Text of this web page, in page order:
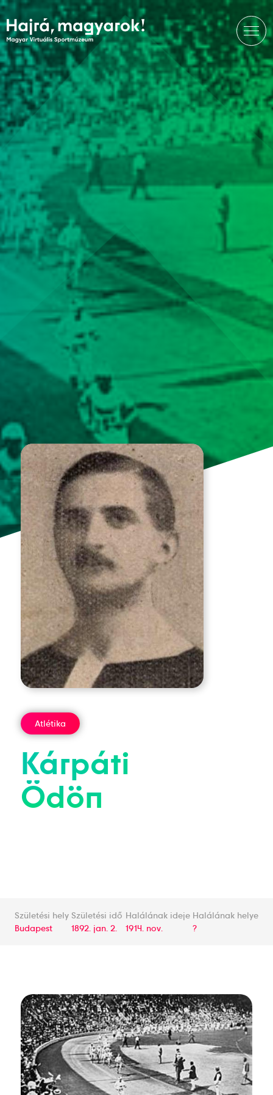
Atlétika
Kárpáti
Ödön
Születési hely
Budapest
Születési idő
1892. jan. 2.
Halálának ideje
1914. nov.
Halálának helye
?